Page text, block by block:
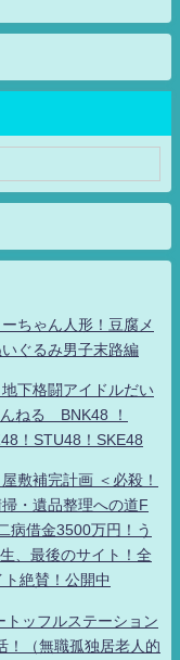
ちゃん人形！豆腐メ
ぐるみ男子末路編
下格闘アイドルだい
ねる BNK48 ！
！STU48！SKE48
敷補完計画 ＜必殺！
・遺品整理への道F
病借金3500万円！う
、最後のサイト！全
絶賛！公開中
トッフルステーション
！（無職孤独居老人的